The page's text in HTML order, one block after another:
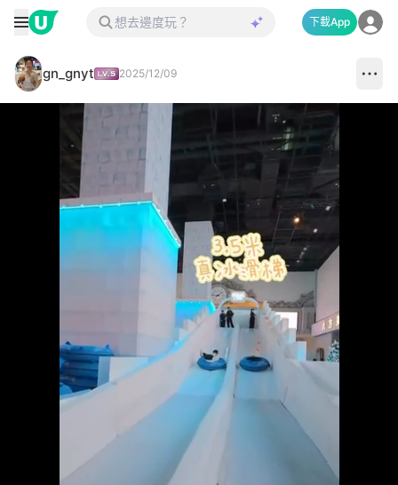
下載App
gn_gnyt 2025/12/09